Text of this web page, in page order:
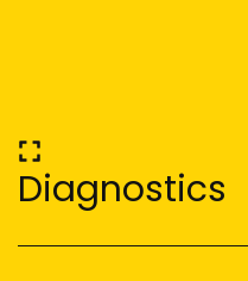
Diagnostics